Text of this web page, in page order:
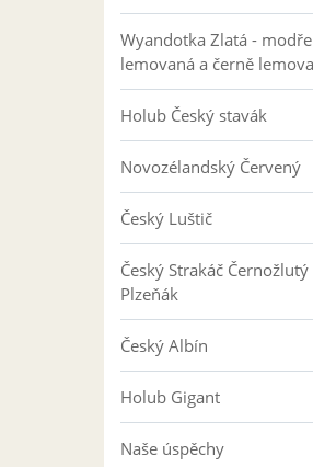
Wyandotka Zlatá - modře
lemovaná a černě
Holub Český stavák
Novozélandský Červený
Český Luštič
Český Strakáč Černožlutý
Plzeňák
Český Albín
Holub Gigant
Naše úspěchy